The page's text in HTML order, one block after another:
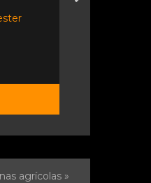
agrícolas »